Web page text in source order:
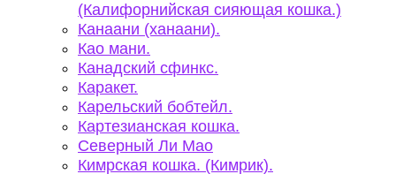
(Калифорнийская сияющая кошка.)
Канаани (ханаани).
Као мани.
Канадский сфинкс.
Каракет.
Карельский бобтейл.
Картезианская кошка.
Северный Ли Мао
Кимрская кошка. (Кимрик).